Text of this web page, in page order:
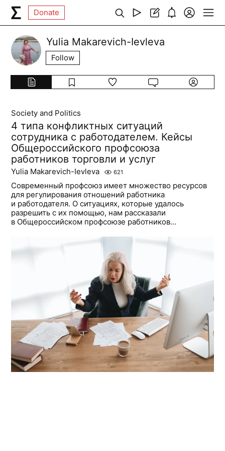
Donate
Yulia Makarevich-Ievleva
Follow
Society and Politics
4 типа конфликтных ситуаций
сотрудника с работодателем. Кейсы
Общероссийского профсоюза
работников торговли и услуг
Yulia Makarevich-Ievleva 621
Современный профсоюз имеет множество ресурсов
для регулирования отношений работника
и работодателя. О ситуациях, которые удалось
разрешить с их помощью, нам рассказали
в Общероссийском профсоюзе работников...